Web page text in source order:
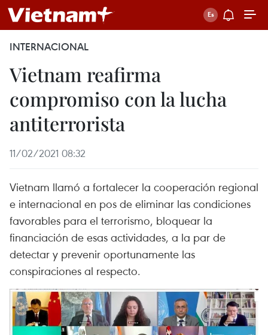
INTERNACIONAL
Vietnam reafirma
compromiso con la lucha
antiterrorista
11/02/2021 08:32
Vietnam llamó a fortalecer la cooperación regional
e internacional en pos de eliminar las condiciones
favorables para el terrorismo, bloquear la
financiación de esas actividades, a la par de
detectar y prevenir oportunamente las
conspiraciones al respecto.